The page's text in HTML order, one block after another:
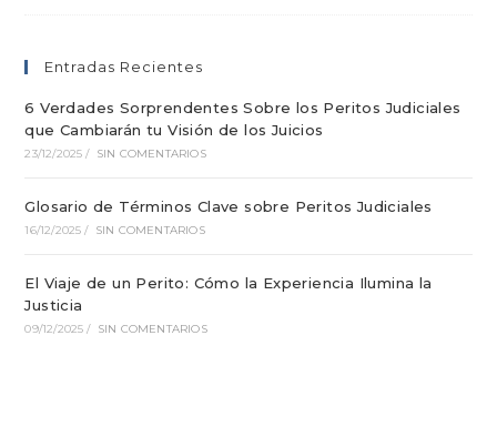
Entradas Recientes
6 Verdades Sorprendentes Sobre los Peritos Judiciales
que Cambiarán tu Visión de los Juicios
23/12/2025 / SIN COMENTARIOS
Glosario de Términos Clave sobre Peritos Judiciales
16/12/2025 / SIN COMENTARIOS
El Viaje de un Perito: Cómo la Experiencia Ilumina la
Justicia
09/12/2025 / SIN COMENTARIOS